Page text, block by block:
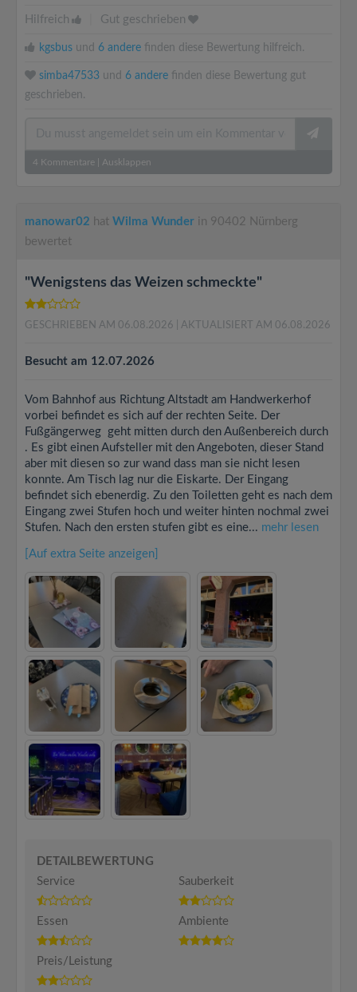
Hilfreich Gut geschrieben
kgsbus und 6 andere finden diese Bewertung hilfreich.
simba47533 und 6 andere finden diese Bewertung gut
geschrieben.
4 Kommentare Ausklappen
manowar02 hat Wilma Wunder in 90402 Nürnberg
bewertet
"Wenigstens das Weizen schmeckte"
GESCHRIEBEN AM 06.08.2026 | AKTUALISIERT AM 06.08.2026
Besucht am 12.07.2026
Vom Bahnhof aus Richtung Altstadt am Handwerkerhof
vorbei befindet es sich auf der rechten Seite. Der
Fußgängerweg geht mitten durch den Außenbereich durch
. Es gibt einen Aufsteller mit den Angeboten, dieser Stand
aber mit diesen so zur wand dass man sie nicht lesen
konnte. Am Tisch lag nur die Eiskarte. Der Eingang
befindet sich ebenerdig. Zu den Toiletten geht es nach dem
Eingang zwei Stufen hoch und weiter hinten nochmal zwei
Stufen. Nach den ersten stufen gibt es eine... mehr lesen
[Auf extra Seite anzeigen]
DETAILBEWERTUNG
Service
Sauberkeit
Essen Ambiente
Preis/Leistung